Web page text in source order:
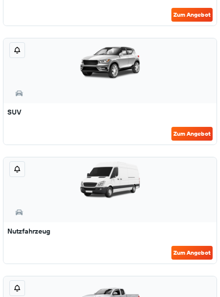
Zum Angebot
SUV
Zum Angebot
Nutzfahrzeug
Zum Angebot